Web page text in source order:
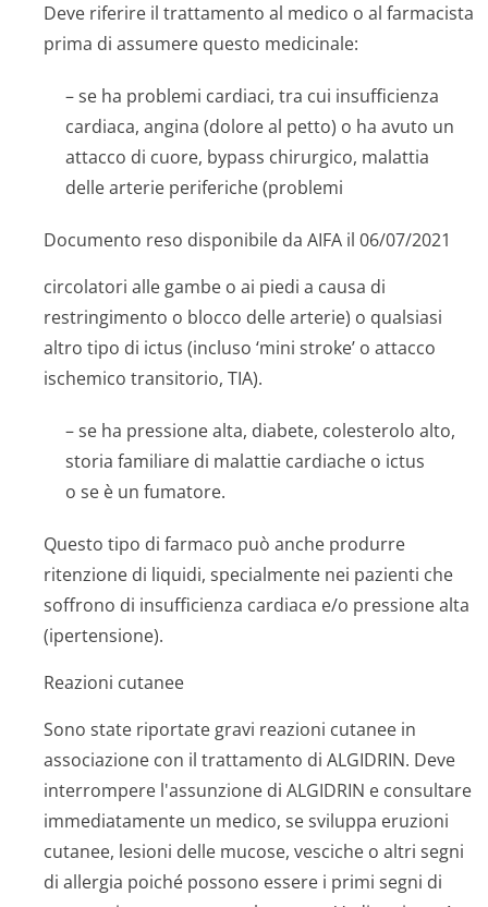
Deve riferire il trattamento al medico o al farmacista
prima di assumere questo medicinale:
– se ha problemi cardiaci, tra cui insufficienza
cardiaca, angina (dolore al petto) o ha avuto un
attacco di cuore, bypass chirurgico, malattia
delle arterie periferiche (problemi
Documento reso disponibile da AIFA il 06/07/2021
circolatori alle gambe o ai piedi a causa di
restringimento o blocco delle arterie) o qualsiasi
altro tipo di ictus (incluso ‘mini stroke’ o attacco
ischemico transitorio, TIA).
– se ha pressione alta, diabete, colesterolo alto,
storia familiare di malattie cardiache o ictus
o se è un fumatore.
Questo tipo di farmaco può anche produrre
ritenzione di liquidi, specialmente nei pazienti che
soffrono di insufficienza cardiaca e/o pressione alta
(ipertensione).
Reazioni cutanee
Sono state riportate gravi reazioni cutanee in
associazione con il trattamento di ALGIDRIN. Deve
interrompere l'assunzione di ALGIDRIN e consultare
immediatamente un medico, se sviluppa eruzioni
cutanee, lesioni delle mucose, vesciche o altri segni
di allergia poiché possono essere i primi segni di